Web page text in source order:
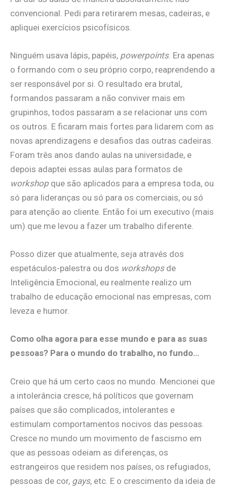
convencional. Pedi para retirarem mesas, cadeiras, e
apliquei exercícios psicofísicos.
Ninguém usava lápis, papéis, powerpoints. Era apenas
o formando com o seu próprio corpo, reaprendendo a
ser responsável por si. O resultado era brutal,
formandos passaram a não conviver mais em
grupinhos, todos passaram a se relacionar uns com
os outros. E ficaram mais fortes para lidarem com as
novas aprendizagens e desafios das outras cadeiras.
Foram três anos dando aulas na universidade, e
depois adaptei essas aulas para formatos de
workshop que são aplicados para a empresa toda, ou
só para lideranças ou só para os comerciais, ou só
para atenção ao cliente. Então foi um executivo (mais
um) que me levou a fazer um trabalho diferente.
Posso dizer que atualmente, seja através dos
espetáculos-palestra ou dos workshopsde
Inteligência Emocional, eu realmente realizo um
trabalho de educação emocional nas empresas, com
leveza e humor.
Como olha agora para esse mundo e para as suas
pessoas? Para o mundo do trabalho, no fundo…
Creio que há um certo caos no mundo. Mencionei que
a intolerância cresce, há políticos que governam
países que são complicados, intolerantes e
estimulam comportamentos nocivos das pessoas.
Cresce no mundo um movimento de fascismo em
que as pessoas odeiam as diferenças, os
estrangeiros que residem nos países, os refugiados,
pessoas de cor, gays, etc. E o crescimento da ideia de